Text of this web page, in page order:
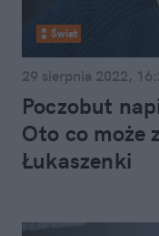
Świat
29 sierpnia 2022,
Poczobut
Oto co może
Łukaszenki